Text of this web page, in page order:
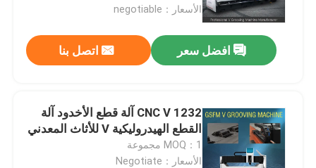
الأسعار：negotiable
افضل سعر اتصل بنا
1232 CNC V آلة قطع الأخدود آلة
القطع الهيدروليكية V للأثاث المعدني
MOQ：1 مجموعة
الأسعار：Negotiate